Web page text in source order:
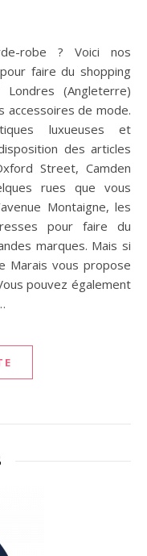
faire du shopping
(Angleterre)
accessoires de mode.
luxueuses et
des articles
Street, Camden
rues que vous
Montaigne, les
pour faire du
marques. Mais si
Marais vous propose
pouvez également